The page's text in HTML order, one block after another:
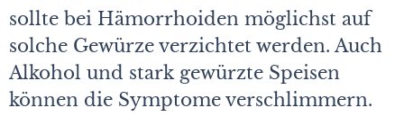
sollte bei Hämorrhoiden möglichst auf
solche Gewürze verzichtet werden. Auch
Alkohol und stark gewürzte Speisen
können die Symptome verschlimmern.